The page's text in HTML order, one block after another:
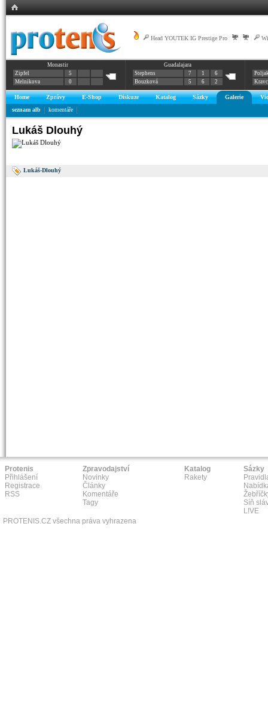
Head YOUTEK IG Prestige Pro
Monastir
Zipfel
5
Melnikova
0
Guadalajara
Stephens
7 1
6
Bouzková
5 6 2
Home Zprávy E-Shop Diskuze Katalog Sázky Galerie
seznam alb
komentáře
Lukáš Dlouhý
Lukáš-Dlouhý
Protenis
Přihlášení
Registrace
RSS
Zpravodajství
Novinky
Články
Komentáře
Tagy
Katalog
Rakety
Sázky
Síň
L!VE
PROTENIS.CZ všechna práva vyhrazena